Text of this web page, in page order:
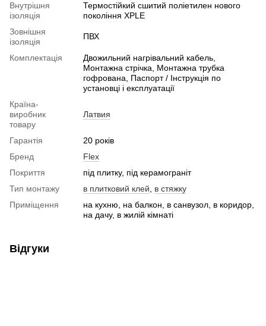
Внутрішня
ізоляція
Термостійкий сшитий поліетилен нового
покоління XPLE
Зовнішня
ізоляція
ПВХ
Комплектація
Двожильний нагрівальний кабель,
Монтажна стрічка, Монтажна трубка
гофрована, Паспорт / Інструкція по
установці і експлуатації
Країна-
виробник
товару
Латвия
Гарантія
20 років
Бренд
Flex
Покриття
під плитку, під керамограніт
Тип монтажу
в плитковий клей, в стяжку
Приміщення
на кухню, на балкон, в санвузол, в коридор,
на дачу, в жилій кімнаті
Відгуки